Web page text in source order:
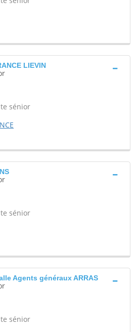
LIEVIN
sénior
sénior
Agents généraux ARRAS
sénior